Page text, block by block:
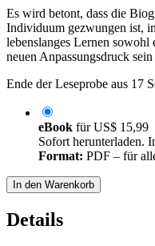
Es wird betont, dass die
Individuum gezwungen ist,
lebenslanges Lernen
neuen Anpassungsdruck
Ende der Leseprobe aus 17
eBook fürUS$ 15,99
Sofort herunterladen.
Format: PDF – für
In den Warenkorb
Details